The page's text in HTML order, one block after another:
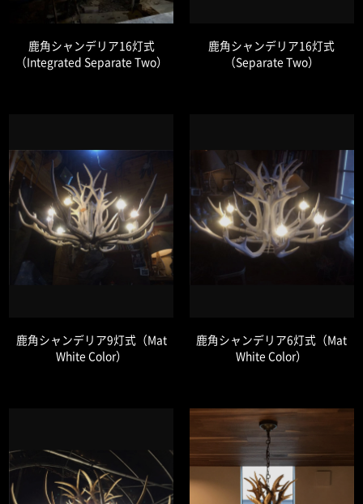
鹿角シャンデリア16灯式
（Integrated Separate Two）
鹿角シャンデリア16灯式
（Separate Two）
鹿角シャンデリア9灯式（Mat
White Color）
鹿角シャンデリア6灯式（Mat
White Color）